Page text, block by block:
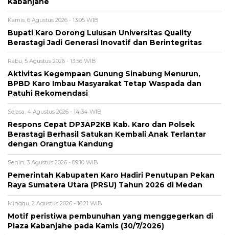
Kamis, 6 Agustus 2026 - 13:05 WIB
Bupati Karo Dorong Lulusan Universitas Quality
Berastagi Jadi Generasi Inovatif dan Berintegritas
Rabu, 5 Agustus 2026 - 13:56 WIB
Aktivitas Kegempaan Gunung Sinabung Menurun,
BPBD Karo Imbau Masyarakat Tetap Waspada dan
Patuhi Rekomendasi
Selasa, 4 Agustus 2026 - 14:34 WIB
Respons Cepat DP3AP2KB Kab. Karo dan Polsek
Berastagi Berhasil Satukan Kembali Anak Terlantar
dengan Orangtua Kandung
Senin, 3 Agustus 2026 - 09:10 WIB
Pemerintah Kabupaten Karo Hadiri Penutupan Pekan
Raya Sumatera Utara (PRSU) Tahun 2026 di Medan
Minggu, 2 Agustus 2026 - 16:21 WIB
Motif peristiwa pembunuhan yang menggegerkan di
Plaza Kabanjahe pada Kamis (30/7/2026)